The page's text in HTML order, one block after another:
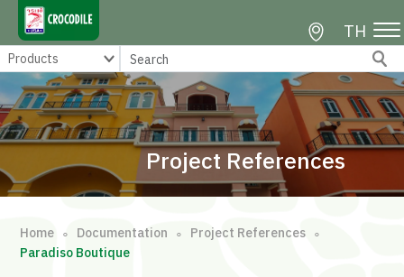
TH
Project References
Home ∘ Documentation ∘ Project References ∘
Paradiso Boutique